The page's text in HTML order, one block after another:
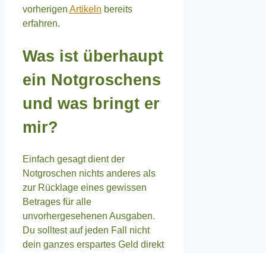
vorherigen Artikeln bereits
erfahren.
Was ist überhaupt
ein Notgroschens
und was bringt er
mir?
Einfach gesagt dient der
Notgroschen nichts anderes als
zur Rücklage eines gewissen
Betrages für alle
unvorhergesehenen Ausgaben.
Du solltest auf jeden Fall nicht
dein ganzes erspartes Geld direkt